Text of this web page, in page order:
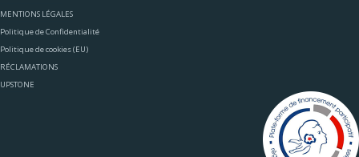
MENTIONS LÉGALES
Politique de Confidentialité
Politique de cookies (EU)
RÉCLAMATIONS
UPSTONE